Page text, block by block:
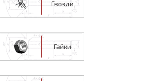
Гвозди
Гайки